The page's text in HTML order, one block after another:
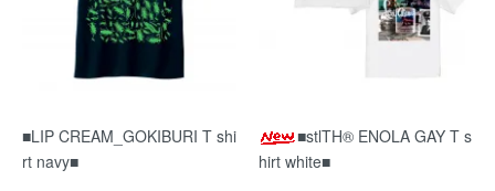
■LIP CREAM_GOKIBURI T shi
rt navy■
■stlTH® ENOLA GAY T s
hirt white■